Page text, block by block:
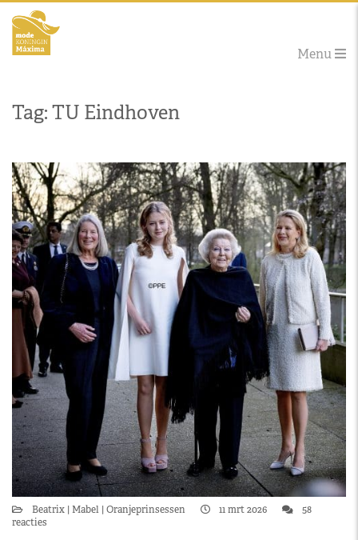
Menu
Tag: TU Eindhoven
Beatrix Mabel Oranjeprinsessen 11 mrt 2026
58
reacties